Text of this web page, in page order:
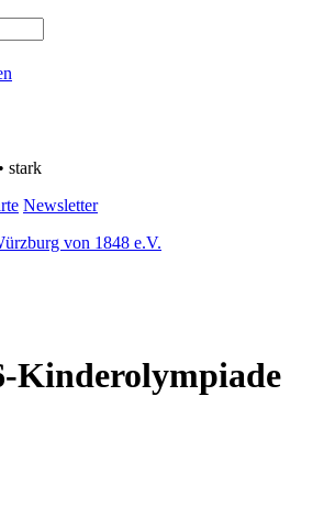
stark
Newsletter
von 1848 e.V.
Kinderolympiade